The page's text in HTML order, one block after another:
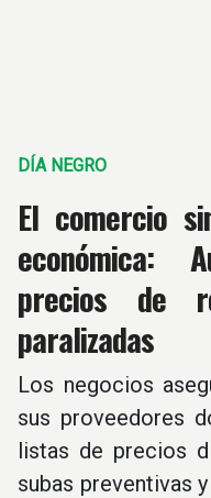
DÍA NEGRO
El comercio
económica:
precios de
paralizadas
Los negocios
sus proveedores
listas de precios
subas preventivas